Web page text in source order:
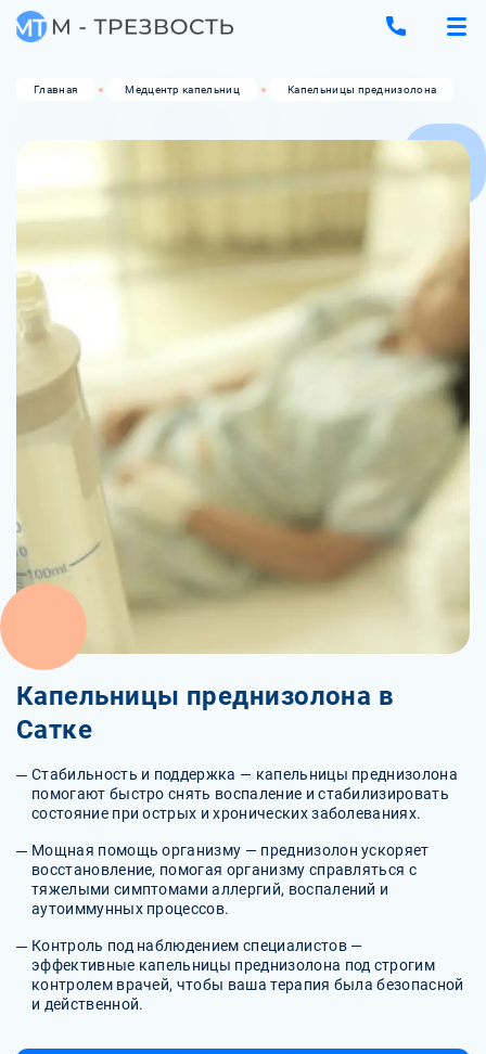
Главная Медцентр капельниц Капельницы преднизолона
Капельницы преднизолона в
Сатке
Стабильность и поддержка — капельницы преднизолона
помогают быстро снять воспаление и стабилизировать
состояние при острых и хронических заболеваниях.
Мощная помощь организму — преднизолон ускоряет
восстановление, помогая организму справляться с
тяжелыми симптомами аллергий, воспалений и
аутоиммунных процессов.
Контроль под наблюдением специалистов —
эффективные капельницы преднизолона под строгим
контролем врачей, чтобы ваша терапия была безопасной
и действенной.